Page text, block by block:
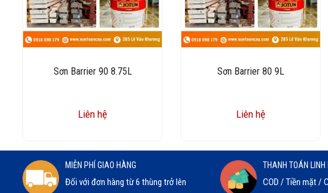
Sơn Barrier 90 8.75L
Liên hệ
Sơn Barrier 80 9L
Liên hệ
MIỄN PHÍ GIAO HÀNG
Đối với đơn hàng từ 6 thùng trở lên
THANH TOÁN LINH
COD / Tiền mặt /